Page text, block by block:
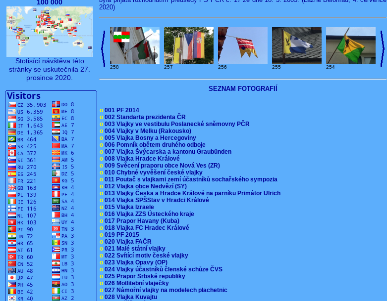
100 000
Stotisící návštěva této
stránky se uskutečnila 27.
prosince 2020.
2020)
258 257 256 255 254
SEZNAM FOTOGRAFIÍ
o 001 PF 2014
o 002 Standarta prezidenta ČR
o 003 Vlajky ve vestibulu Poslanecké sněmovny PČR
o 004 Vlajky v Melku (Rakousko)
o 005 Vlajka Bosny a Hercegoviny
o 006 Pomník obětem druhého odboje
o 007 Vlajka Švýcarska a kantonu Graubünden
o 008 Vlajka Hradce Králové
o 009 Svěcení praporu obce Nová Ves (ZR)
o 010 Chybné vyvěšení české vlajky
o 011 Poutač s vlajkami zemí účastníků sochařského sympozia
o 012 Vlajka obce Nedvězí (SY)
o 013 Vlajky Česka a Hradce Králové na parníku Primátor Ulrich
o 014 Vlajka SPŠStav v Hradci Králové
o 015 Vlajka Izraele
o 016 Vlajka ZZS Ústeckého kraje
o 017 Prapor Havany (Kuba)
o 018 Vlajka FC Hradec Králové
o 019 PF 2015
o 020 Vlajka FAČR
o 021 Malé státní vlajky
o 022 Svítící motiv české vlajky
o 023 Vlajka Opavy (OP)
o 024 Vlajky účastníků členské schůze ČVS
o 025 Prapor Srbské republiky
o 026 Motlitební vlaječky
o 027 Námořní vlajky na modelech plachetnic
o 028 Vlajka Kuvajtu